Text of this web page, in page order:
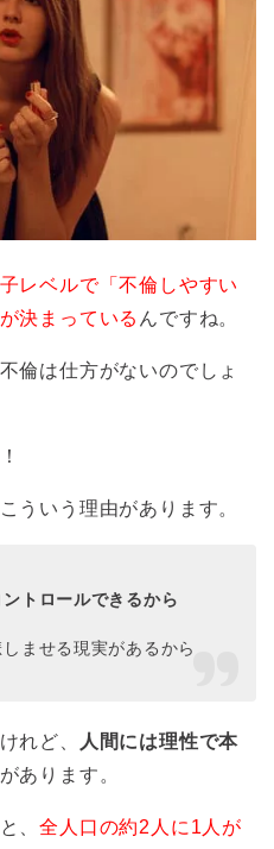
レベルで「不倫しやすい
決まっている んですね。
倫は仕方がないのでしょ
ういう理由があります。
トロールできるから
ませる現実があるから
れど、
人間には理性で本
があります。
、全人口の約2人に1人が